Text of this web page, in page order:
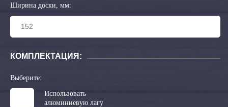
Ширина доски, мм:
КОМПЛЕКТАЦИЯ:
Выберите:
Использовать
алюминиевую лагу